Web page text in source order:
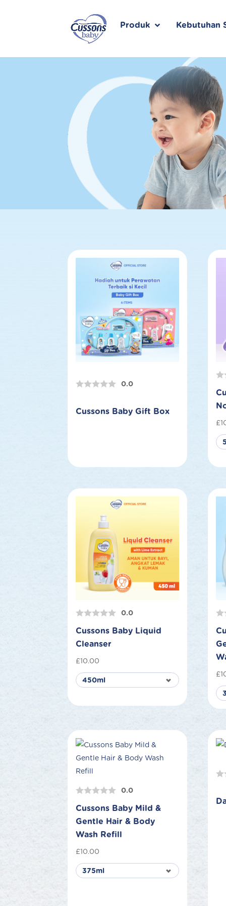
Produk Kebutuhan
0.0
Cussons Baby Gift Box
£
0.0
Cussons Baby Liquid
Cleanser
£10.00
£
0.0
Cussons Baby Mild &
Gentle Hair & Body
Wash Refill
£10.00